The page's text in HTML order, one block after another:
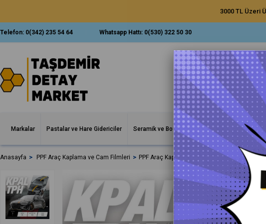
3000 TL Üzeri
Telefon: 0(342) 235 54 64 Whatsapp Hattı: 0(530) 322 50 30
Markalar Pastalar ve Hare Gidericiler Seramik ve Boya Korumalar İç Bakım Ürünleri
Anasayfa PPF Araç Kaplama ve Cam Filmleri PPF Araç Kaplama ve Boya Koruma Filmleri